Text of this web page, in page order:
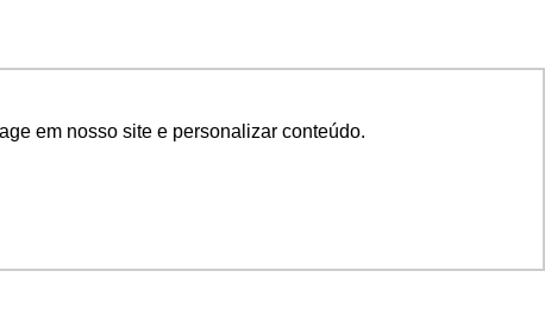
em nosso site e personalizar conteúdo.